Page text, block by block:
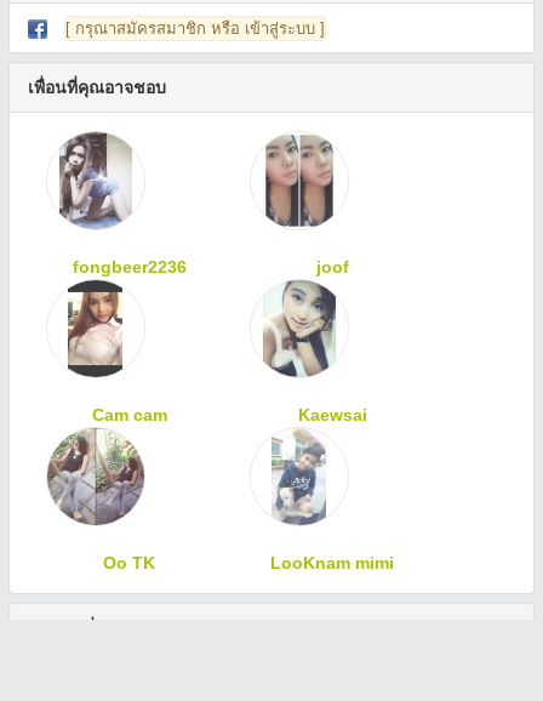
[ กรุณาสมัครสมาชิก หรือ เข้าสู่ระบบ ]
เพื่อนที่คุณอาจชอบ
fongbeer2236 joof
Cam cam Kaewsai
Oo TK LooKnam mimi